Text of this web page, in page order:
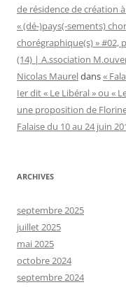
de résidence de création à
« (dé-)pays(-sements)
chorégraphique(s) » #02,
(14) | A.ssociation
Nicolas Maureldans«
Ier dit « Le Libéral » ou «
une proposition de
Falaise du 10 au 24 juin
ARCHIVES
septembre 2025
juillet 2025
mai 2025
octobre 2024
septembre 2024